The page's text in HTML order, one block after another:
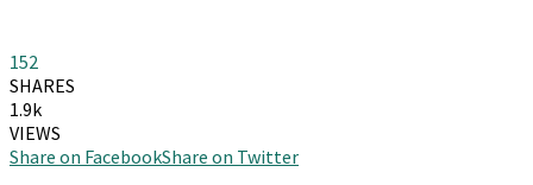
152
SHARES
1.9k
VIEWS
Share on FacebookShare on Twitter